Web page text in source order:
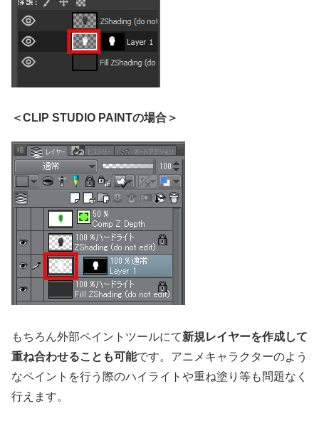
＜CLIP STUDIO PAINTの場合＞
もちろん外部ペイントツールにて新規レイヤーを作成して
重ね合わせることも可能です。アニメキャラクターのよう
なペイントを行う際のハイライトや重ね塗り等も問題なく
行えます。